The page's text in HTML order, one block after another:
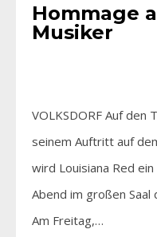
Hommage
Musiker
VOLKSDORF Auf den
seinem Auftritt auf
wird Louisiana Red
Abend im großen
Am Freitag,…